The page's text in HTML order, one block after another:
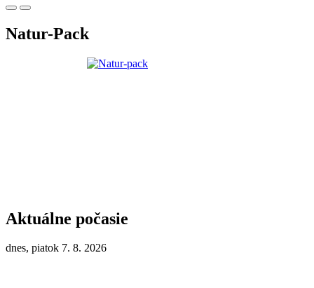
Natur-Pack
Aktuálne počasie
dnes, piatok 7. 8. 2026